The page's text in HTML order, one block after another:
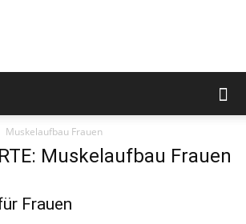
Fitnesstraining,
Muskelaufbau Frauen
Muskelaufbau Frauen
Frauen